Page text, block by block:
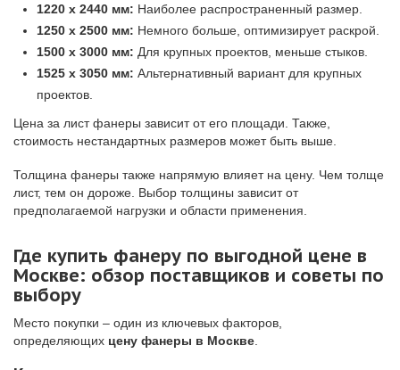
1220 x 2440 мм: Наиболее распространенный размер.
1250 x 2500 мм: Немного больше, оптимизирует раскрой.
1500 x 3000 мм: Для крупных проектов, меньше стыков.
1525 x 3050 мм: Альтернативный вариант для крупных
проектов.
Цена за лист фанеры зависит от его площади. Также,
стоимость нестандартных размеров может быть выше.
Толщина фанеры также напрямую влияет на цену. Чем толще
лист, тем он дороже. Выбор толщины зависит от
предполагаемой нагрузки и области применения.
Где купить фанеру по выгодной цене в
Москве: обзор поставщиков и советы по
выбору
Место покупки – один из ключевых факторов,
определяющих цену фанеры в Москве